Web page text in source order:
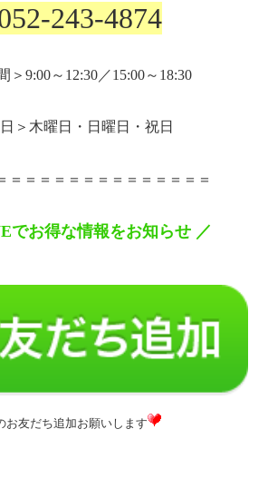
243-4874
＞ 9:00～ 12:30／15:00～ 18:30
＞木曜日・日曜日・祝日
＝＝＝＝＝＝＝＝＝＝＝＝＝＝
でお得な情報をお知らせ ／
お友だち追加お願いします